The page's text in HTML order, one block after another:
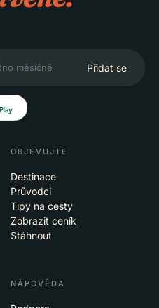
Přidat se
OBJEVUJTE
Destinace
Průvodci
Tipy na cesty
Zobrazit ceník
Stáhnout
NÁPOVĚDA